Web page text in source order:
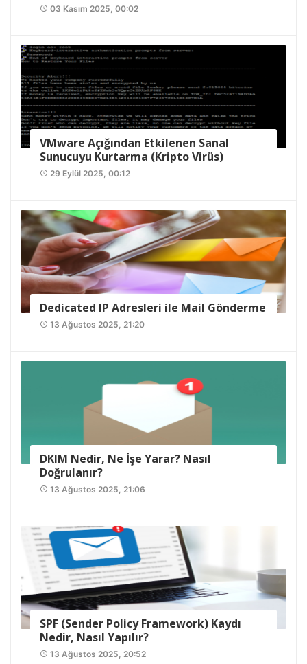
access_time 03 Kasım 2025, 00:02
VMware Açığından Etkilenen Sanal
Sunucuyu Kurtarma (Kripto Virüs)
access_time 29 Eylül 2025, 00:12
Dedicated IP Adresleri ile Mail Gönderme
access_time 13 Ağustos 2025, 21:20
DKIM Nedir, Ne İşe Yarar? Nasıl
Doğrulanır?
access_time 13 Ağustos 2025, 21:06
SPF (Sender Policy Framework) Kaydı
Nedir, Nasıl Yapılır?
access_time 13 Ağustos 2025, 20:52